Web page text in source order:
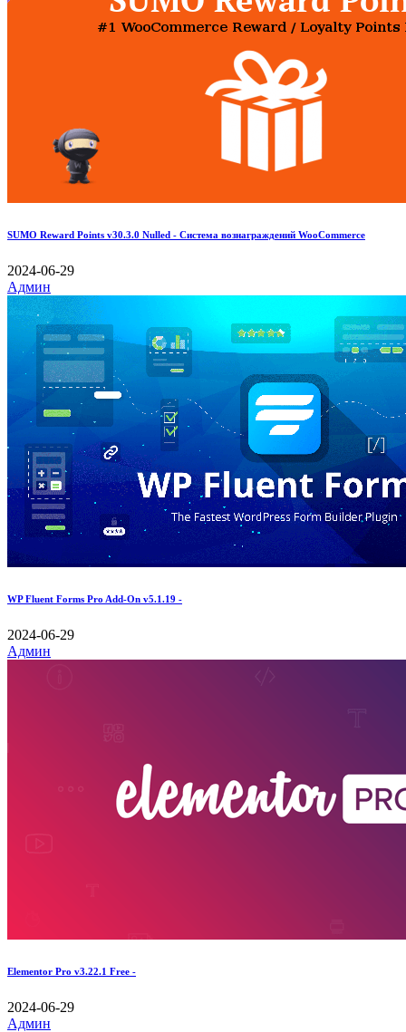
SUMO Reward Points v30.3.0 Nulled - Система вознаграждений WooCommerce
2024-06-29
Админ
WP Fluent Forms Pro Add-On v5.1.19 -
2024-06-29
Админ
Elementor Pro v3.22.1 Free -
2024-06-29
Админ